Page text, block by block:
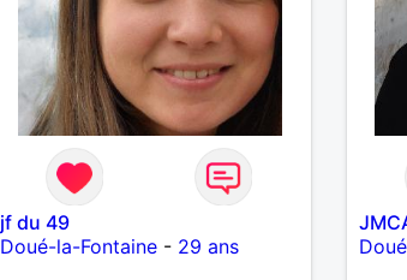
jf du 49
Doué-la-Fontaine- 29 ans